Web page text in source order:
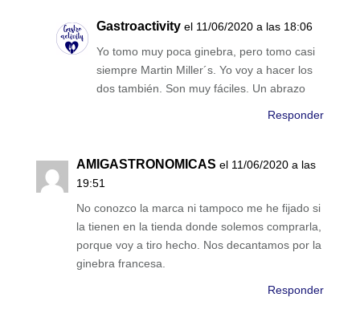
Gastroactivity el 11/06/2020 a las 18:06
Yo tomo muy poca ginebra, pero tomo casi
siempre Martin Miller´s. Yo voy a hacer los
dos también. Son muy fáciles. Un abrazo
Responder
AMIGASTRONOMICAS el 11/06/2020 a las
19:51
No conozco la marca ni tampoco me he fijado si
la tienen en la tienda donde solemos comprarla,
porque voy a tiro hecho. Nos decantamos por la
ginebra francesa.
Responder